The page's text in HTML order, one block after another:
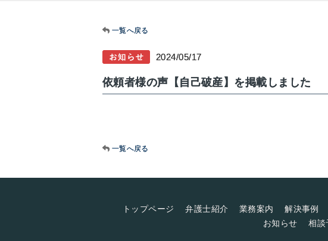
一覧へ戻る
2024/05/17
依頼者様の声【自己破産】を掲載しました
一覧へ戻る
トップページ 弁護士紹介 業務案内 解決事例
お知らせ
相談